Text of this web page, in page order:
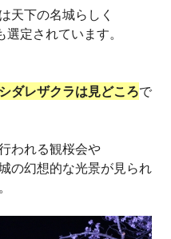
天下の名城らしく
定されています。
ダレザクラは見どころで
われる観桜会や
の幻想的な光景が見られ